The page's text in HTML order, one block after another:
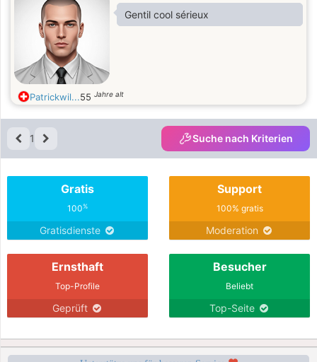
Gentil cool sérieux
Patrickwil...55 Jahre alt
1 Suche nach Kriterien
Gratis
100%
Gratisdienste
Support
100% gratis
Moderation
Ernsthaft
Top-Profile
Geprüft
Besucher
Beliebt
Top-Seite